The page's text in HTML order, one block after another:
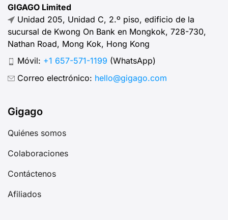
GIGAGO Limited
Unidad 205, Unidad C, 2.º piso, edificio de la
sucursal de Kwong On Bank en Mongkok, 728-730,
Nathan Road, Mong Kok, Hong Kong
Móvil: +1 657-571-1199 (WhatsApp)
Correo electrónico: hello@gigago.com
Gigago
Quiénes somos
Colaboraciones
Contáctenos
Afiliados